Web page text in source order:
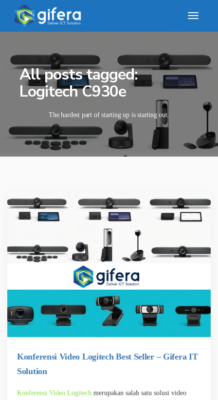
All posts tagged:
Logitech C930e
The hardest part of starting up is starting out.
Konferensi Video Logitech Best Seller – Gifera IT
Solution
Konferensi Video Logitech merupakan salah satu solusi video